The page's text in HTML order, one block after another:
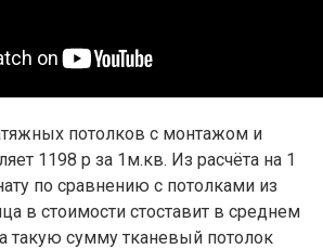
потолков с монтажом и
1198 р за 1м.кв. Из расчёта на 1
по сравнению с потолками из
в стоимости стоставит в среднем
такую сумму тканевый потолок